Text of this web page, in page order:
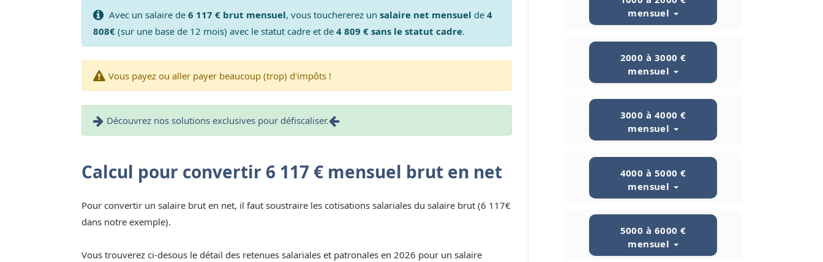
Avec un salaire de 6 117 € brut mensuel, vous touchererez un salaire net mensuel de 4
808€(sur une base de 12 mois) avec le statut cadre et de 4 809 € sans le statut cadre.
Vous payez ou aller payer beaucoup (trop) d'impôts !
Découvrez nos solutions exclusives pour défiscaliser.
Calcul pour convertir 6 117 € mensuel brut en net
Pour convertir un salaire brut en net, il faut soustraire les cotisations salariales du salaire brut (6 117€
dans notre exemple).
Vous trouverez ci-desous le détail des retenues salariales et patronales en 2026 pour un salaire
mensuel
2000 à 3000 €
mensuel
3000 à 4000 €
mensuel
4000 à 5000 €
mensuel
5000 à 6000 €
mensuel